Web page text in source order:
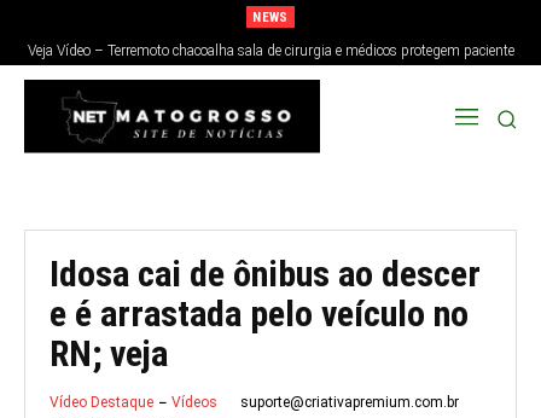
NEWS
Veja Vídeo – Terremoto chacoalha sala de cirurgia e médicos protegem paciente
no Japão; veja
Idosa cai de ônibus ao descer
e é arrastada pelo veículo no
RN; veja
Vídeo Destaque Vídeos
suporte@criativapremium.com.br